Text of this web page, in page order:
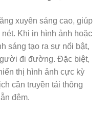
xuyên sáng cao, giúp
Khi in hình ảnh hoặc
sáng tạo ra sự nổi bật,
đi đường. Đặc biệt,
thị hình ảnh cực kỳ
cần truyền tải thông
đêm.